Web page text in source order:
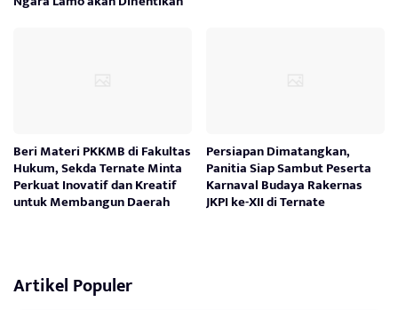
Beri Materi PKKMB di Fakultas
Hukum, Sekda Ternate Minta
Perkuat Inovatif dan Kreatif
untuk Membangun Daerah
Persiapan Dimatangkan,
Panitia Siap Sambut Peserta
Karnaval Budaya Rakernas
JKPI ke-XII di Ternate
Artikel Populer